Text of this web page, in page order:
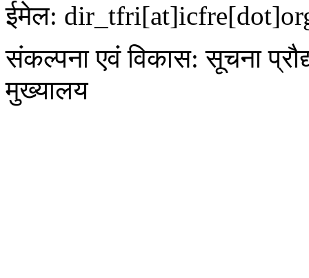
ईमेल:
संकल्पना एवं विकास: सूचना
मुख्यालय